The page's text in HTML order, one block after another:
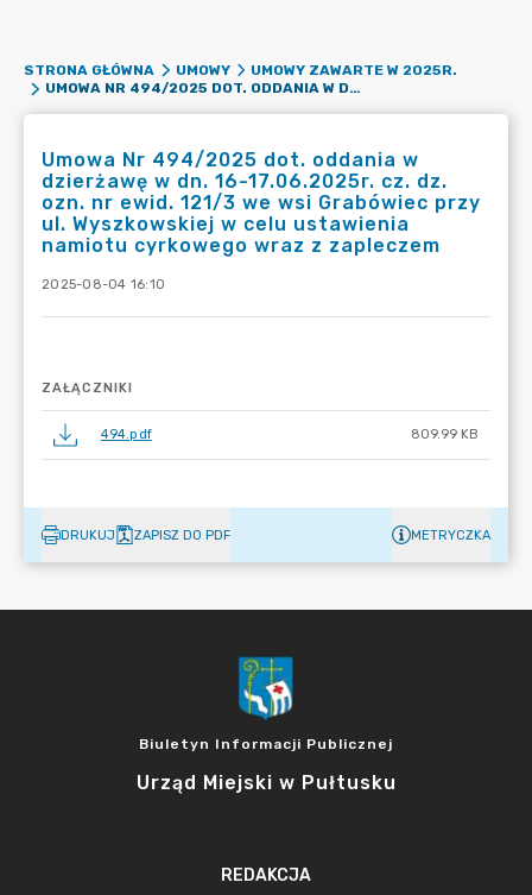
STRONA GŁÓWNA UMOWY
UMOWY ZAWARTE W 2025R.
UMOWA NR 494/2025 DOT. ODDANIA W DZIERŻAWĘ W DN. 16-17.06.2025R. CZ. DZ. OZN. NR EWID. 121/3 WE WSI GRABÓWIEC PRZY UL. WYSZKOWSKIEJ W CELU USTAWIENIA NAMIOTU CYRKOWEGO WRAZ Z ZAPLECZEM
Umowa Nr 494/2025 dot. oddania w
dzierżawę w dn. 16-17.06.2025r. cz. dz.
ozn. nr ewid. 121/3 we wsi Grabówiec przy
ul. Wyszkowskiej w celu ustawienia
namiotu cyrkowego wraz z zapleczem
2025-08-04 16:10
ZAŁĄCZNIKI
494.pdf 809.99 KB
DRUKUJ ZAPISZ DO PDF METRYCZKA
Biuletyn Informacji Publicznej
Urząd Miejski w Pułtusku
REDAKCJA